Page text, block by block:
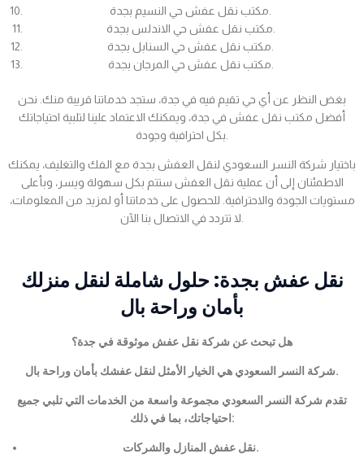
بغض النظر عن أي حي تقيم فيه في جدة، ستجد خدماتنا قريبة منك. نحن
أفضل مكتب نقل عفش في جدة، ويمكنك الاعتماد علينا لتلبية احتياجاتك
باختيار شركة النسر السعودي لنقل العفش بجدة مع الفك والتغليف، يمكنك
الاطمئنان إلى أن عملية نقل العفش ستتم بكل سهولة ويسر، وبأعلى
مستويات الجودة والاحترافية. للحصول على خدماتنا أو لمزيد من المعلومات،
نقل عفش بجدة: حلول شاملة لنقل منزلك
بأمان وراحة بال
هل تبحث عن شركة نقل عفش موثوقة في جدة؟
شركة النسر السعودي هي الخيار الأمثل لنقل عفشك بأمان وراحة بال.
تقدم شركة النسر السعودي مجموعة واسعة من الخدمات التي تلبي جميع
احتياجاتك، بما في ذلك:
نقل عفش المنازل والشركات.